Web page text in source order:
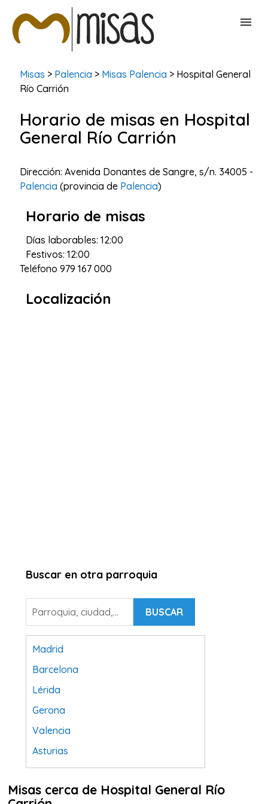
BUSCAR MISAS
Misas > Palencia > Misas Palencia > Hospital General
Río Carrión
Horario de misas en Hospital
General Río Carrión
Dirección: Avenida Donantes de Sangre, s/n. 34005 -
Palencia (provincia de Palencia)
Horario de misas
Días laborables: 12:00
Festivos: 12:00
Teléfono 979 167 000
Localización
Buscar en otra parroquia
BUSCAR
Madrid
Barcelona
Lérida
Gerona
Valencia
Asturias
Tarragona
Navarra
Misas cerca de Hospital General Río